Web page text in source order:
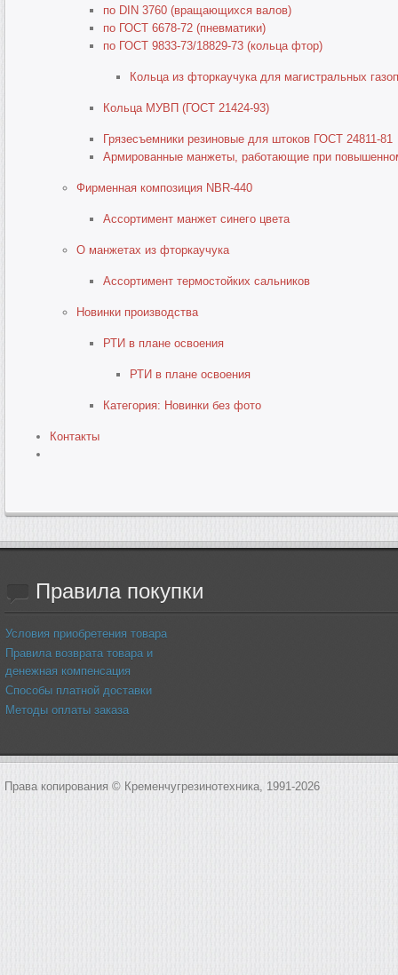
по DIN 3760 (вращающихся валов)
по ГОСТ 6678-72 (пневматики)
по ГОСТ 9833-73/18829-73 (кольца фтор)
Кольца из фторкаучука для магистральных
Кольца МУВП (ГОСТ 21424-93)
Грязесъемники резиновые для штоков ГОСТ 24811-81
Армированные манжеты, работающие при
Фирменная композиция NBR-440
Ассортимент манжет синего цвета
О манжетах из фторкаучука
Ассортимент термостойких сальников
Новинки производства
РТИ в плане освоения
РТИ в плане освоения
Категория: Новинки без фото
Контакты
Правилапокупки
Условия приобретения товара
Правила возврата товара и
денежная компенсация
Способы платной доставки
Методы оплаты заказа
Права копирования © Кременчугрезинотехника, 1991-2026